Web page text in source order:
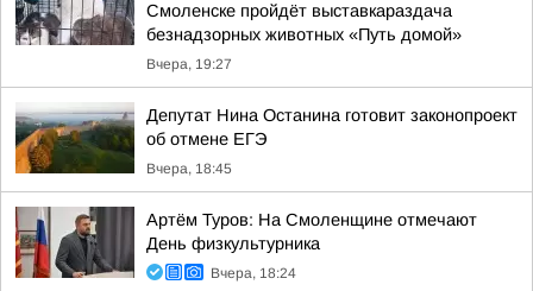
Смоленске пройдёт выставкараздача
безнадзорных животных «Путь домой»
Вчера, 19:27
Депутат Нина Останина готовит законопроект
об отмене ЕГЭ
Вчера, 18:45
Артём Туров: На Смоленщине отмечают
День физкультурника
Вчера, 18:24